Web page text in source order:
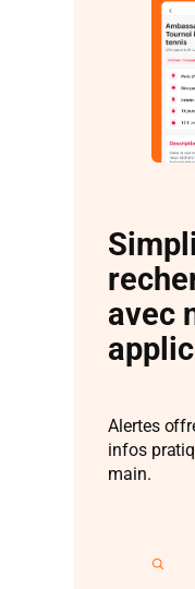
avec
Alertes
infos
main.